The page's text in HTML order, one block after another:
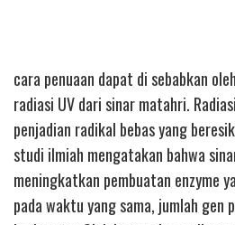
cara penuaan dapat di sebabkan
radiasi UV dari sinar matahri.
penjadian radikal bebas yang
studi ilmiah mengatakan bahwa
meningkatkan pembuatan enzyme
pada waktu yang sama, jumlah gen